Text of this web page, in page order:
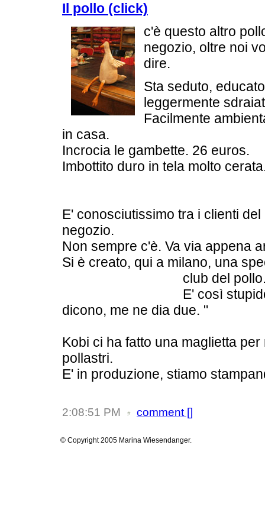
Il pollo (click)
c'è questo altro
negozio, oltre noi
dire.
Sta seduto,
leggermente
Facilmente
in casa.
Incrocia le gambette. 26 euros.
Imbottito duro in tela molto
E' conosciutissimo tra i clienti del
negozio.
Non sempre c'è. Va via appena
Si è creato, qui a milano, una
club del
E' così
dicono, me ne dia due. "
Kobi ci ha fatto una maglietta per
pollastri.
E' in produzione, stiamo
2:08:51 PM comment []
© Copyright 2005 Marina Wiesendanger.